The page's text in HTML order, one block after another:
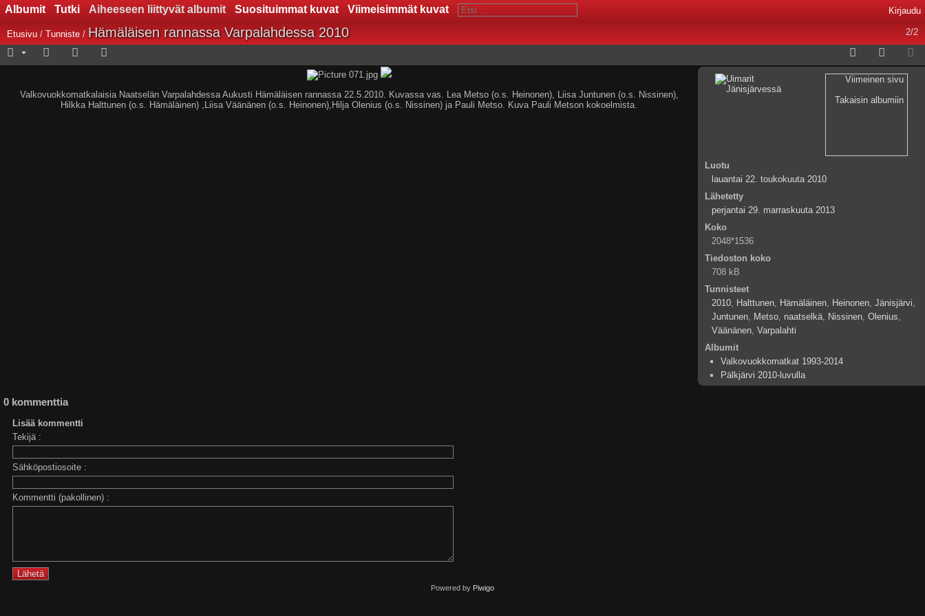
Albumit Tutki Aiheeseen liittyvät albumit Suosituimmat kuvat Viimeisimmät kuvat Kirjaudu
2/2
Etusivu / Tunniste / Hämäläisen rannassa Varpalahdessa 2010
Valkovuokkomatkalaisia Naatselän Varpalahdessa Aukusti Hämäläisen rannassa 22.5.2010. Kuvassa vas. Lea Metso (o.s. Heinonen), Liisa Juntunen (o.s. Nissinen),
Hilkka Halttunen (o.s. Hämäläinen) ,Liisa Väänänen (o.s. Heinonen),Hilja Olenius (o.s. Nissinen) ja Pauli Metso. Kuva Pauli Metson kokoelmista.
Viimeinen sivu
Takaisin albumiin
Luotu
lauantai 22. toukokuuta 2010
Lähetetty
perjantai 29. marraskuuta 2013
Koko
2048*1536
Tiedoston koko
708 kB
Tunnisteet
2010, Halttunen, Hämäläinen, Heinonen, Jänisjärvi,
Juntunen, Metso, naatselkä, Nissinen, Olenius,
Väänänen, Varpalahti
Albumit
Valkovuokkomatkat 1993-2014
Pälkjärvi 2010-luvulla
0 kommenttia
Lisää kommentti
Tekijä :
Sähköpostiosoite :
Kommentti (pakollinen) :
Powered by Piwigo